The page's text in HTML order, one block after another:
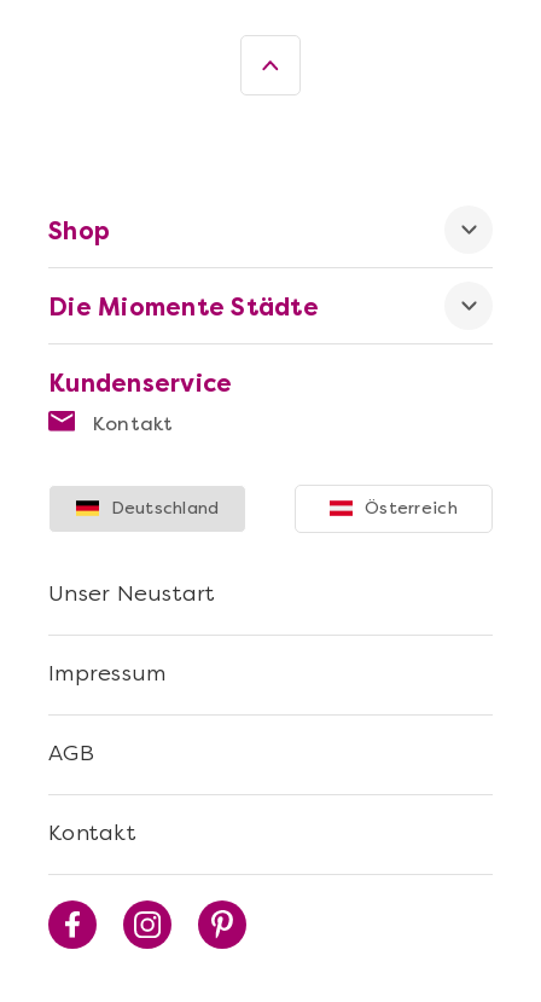
Mehr anzeigen
Die beste Pizza@Home
Kundenservice
Kontakt
Die Miomente Städte
Shop
Kontakt
AGB
Impressum
Unser Neustart
Deutschland Österreich